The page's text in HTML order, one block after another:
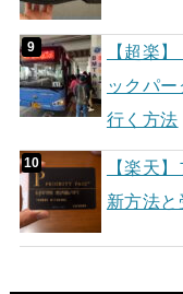
【超楽
ックパ
行く方法
【楽天
新方法と